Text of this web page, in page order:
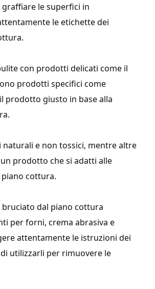
le superfici in
le etichette dei
con prodotti delicati come il
prodotti specifici come
prodotto giusto in base alla
e non tossici, mentre altre
prodotto che si adatti alle
cottura.
dal piano cottura
per forni, crema abrasiva e
attentamente le istruzioni dei
utilizzarli per rimuovere le